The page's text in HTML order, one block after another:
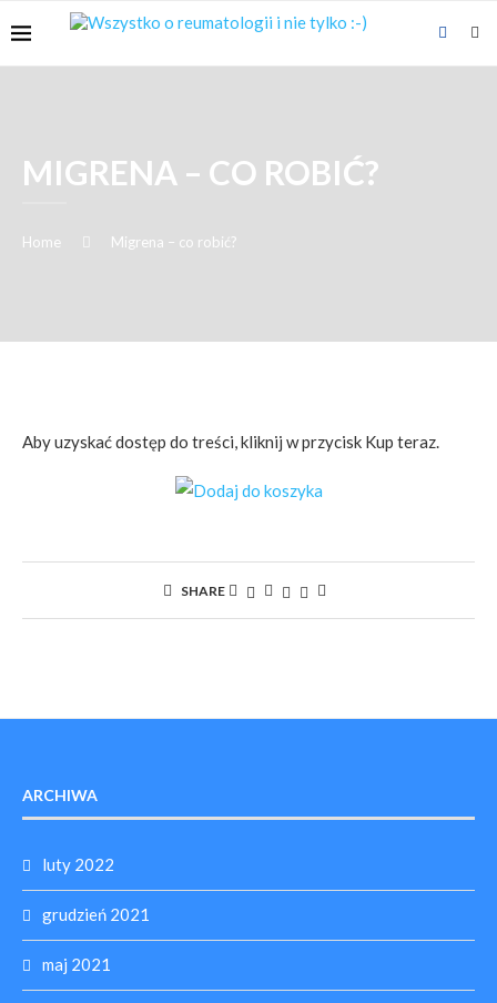
MIGRENA – CO ROBIĆ?
Home Migrena – co robić?
Aby uzyskać dostęp do treści, kliknij w przycisk Kup teraz.
SHARE
ARCHIWA
luty 2022
grudzień 2021
maj 2021